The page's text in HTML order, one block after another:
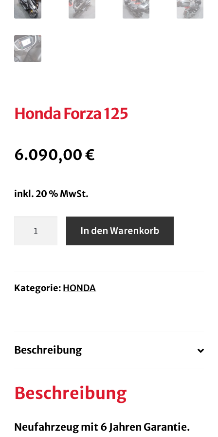
Honda Forza 125
6.090,00€
inkl. 20 % MwSt.
In den Warenkorb
Kategorie: HONDA
Beschreibung
Beschreibung
Neufahrzeug mit 6 Jahren Garantie.